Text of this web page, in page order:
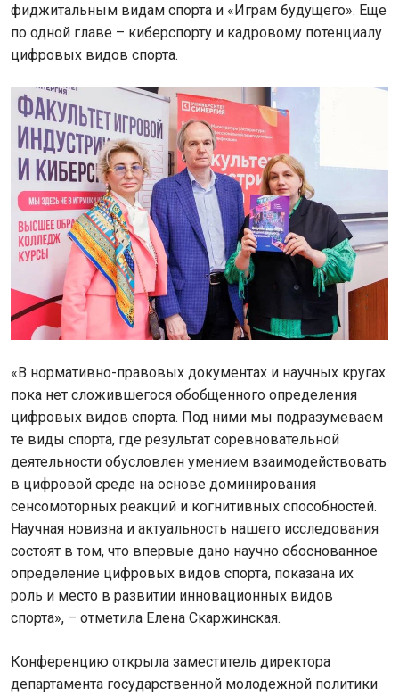
фиджитальным видам спорта и «Играм будущего». Еще
по одной главе – киберспорту и кадровому потенциалу
цифровых видов спорта.
«В нормативно-правовых документах и научных кругах
пока нет сложившегося обобщенного определения
цифровых видов спорта. Под ними мы подразумеваем
те виды спорта, где результат соревновательной
деятельности обусловлен умением взаимодействовать
в цифровой среде на основе доминирования
сенсомоторных реакций и когнитивных способностей.
Научная новизна и актуальность нашего исследования
состоят в том, что впервые дано научно обоснованное
определение цифровых видов спорта, показана их
роль и место в развитии инновационных видов
спорта», – отметила Елена Скаржинская.
Конференцию открыла заместитель директора
департамента государственной молодежной политики